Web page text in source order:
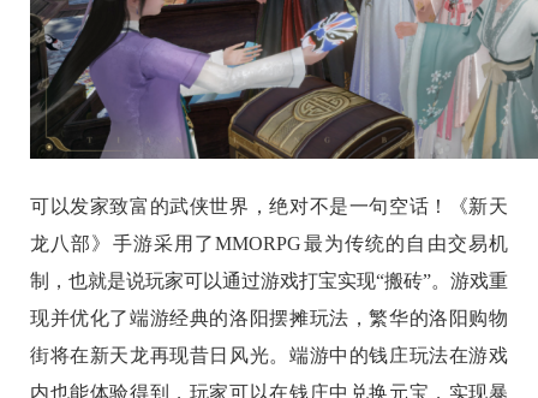
可以发家致富的武侠世界，绝对不是一句空话！《新天
龙八部》手游采用了MMORPG最为传统的自由交易机
制，也就是说玩家可以通过游戏打宝实现“搬砖”。游戏重
现并优化了端游经典的洛阳摆摊玩法，繁华的洛阳购物
街将在新天龙再现昔日风光。端游中的钱庄玩法在游戏
内也能体验得到，玩家可以在钱庄中兑换元宝，实现暴